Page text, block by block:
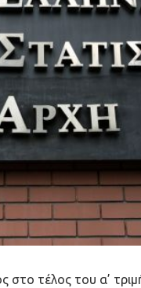
στο τέλος του α’